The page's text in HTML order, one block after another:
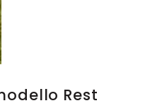
Rest